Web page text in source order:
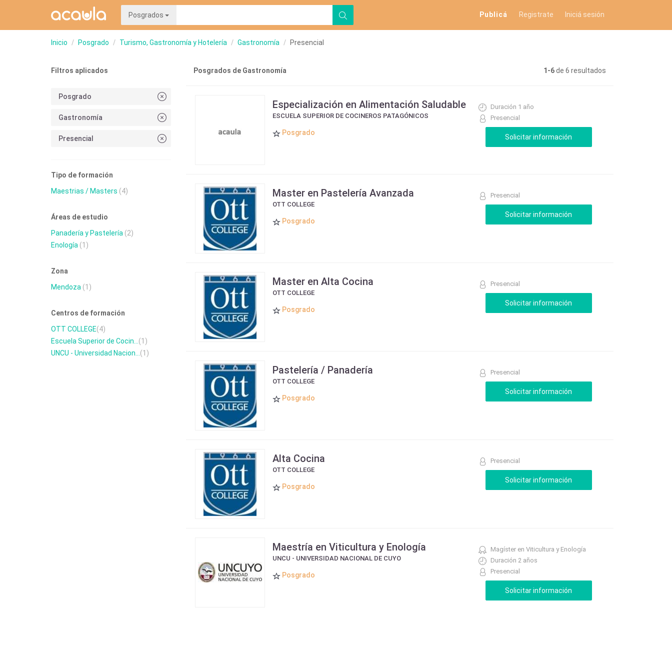
Posgrados Publicá Registrate Iniciá sesión
Inicio Posgrado Turismo, Gastronomía y Hotelería Gastronomía Presencial
Filtros aplicados
Posgrado
Gastronomía
Presencial
Tipo de formación
Maestrias / Masters (4)
Áreas de estudio
Panadería y Pastelería (2)
Enología (1)
Zona
Mendoza (1)
Centros de formación
OTT COLLEGE(4)
Escuela Superior de Cocin... (1)
UNCU - Universidad Nacion... (1)
Posgrados de Gastronomía 1-6de 6 resultados
Especialización en Alimentación Saludable
ESCUELA SUPERIOR DE COCINEROS PATAGÓNICOS
Posgrado
Duración 1 año
Presencial
Master en Pastelería Avanzada
OTT COLLEGE
Posgrado
Presencial
Master en Alta Cocina
OTT COLLEGE
Posgrado
Presencial
Pastelería / Panadería
OTT COLLEGE
Posgrado
Presencial
Alta Cocina
OTT COLLEGE
Posgrado
Presencial
Maestría en Viticultura y Enología
UNCU - UNIVERSIDAD NACIONAL DE CUYO
Posgrado
Magíster en Viticultura y Enología
Duración 2 años
Presencial